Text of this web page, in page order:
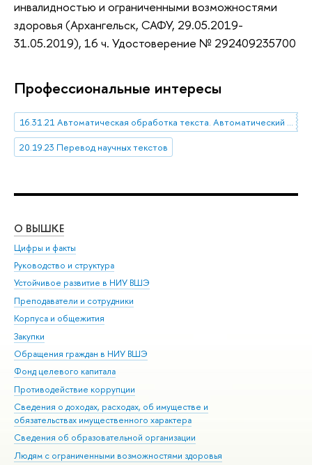
инвалидностью и ограниченными возможностями
здоровья (Архангельск, САФУ, 29.05.2019-
31.05.2019), 16 ч. Удостоверение № 292409235700
Профессиональные интересы
16.31.21 Автоматическая обработка текста. Автоматический перевод. Автоматическое распознавание речи
20.19.23 Перевод научных текстов
О ВЫШКЕ
Цифры и факты
Руководство и структура
Устойчивое развитие в НИУ ВШЭ
Преподаватели и сотрудники
Корпуса и общежития
Закупки
Обращения граждан в НИУ ВШЭ
Фонд целевого капитала
Противодействие коррупции
Сведения о доходах, расходах, об имуществе и
обязательствах имущественного характера
Сведения об образовательной организации
Людям с ограниченными возможностями здоровья